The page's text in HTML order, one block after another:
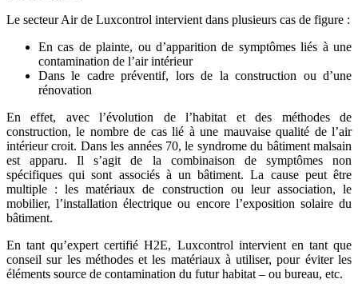
Le secteur Air de Luxcontrol intervient dans plusieurs cas de figure :
En cas de plainte, ou d’apparition de symptômes liés à une
contamination de l’air intérieur
Dans le cadre préventif, lors de la construction ou d’une
rénovation
En effet, avec l’évolution de l’habitat et des méthodes de
construction, le nombre de cas lié à une mauvaise qualité de l’air
intérieur croit. Dans les années 70, le syndrome du bâtiment malsain
est apparu. Il s’agit de la combinaison de symptômes non
spécifiques qui sont associés à un bâtiment. La cause peut être
multiple : les matériaux de construction ou leur association, le
mobilier, l’installation électrique ou encore l’exposition solaire du
bâtiment.
En tant qu’expert certifié H2E, Luxcontrol intervient en tant que
conseil sur les méthodes et les matériaux à utiliser, pour éviter les
éléments source de contamination du futur habitat – ou bureau, etc.